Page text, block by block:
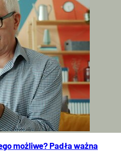
możliwe? Padła ważna